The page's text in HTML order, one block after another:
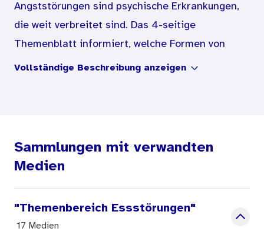
Angststörungen sind psychische Erkrankungen,
die weit verbreitet sind. Das 4-seitige
Themenblatt informiert, welche Formen von
Angststörungen es gibt und wie sie behandelt
Vollständige Beschreibung anzeigen
Sammlungen mit verwandten
Medien
"Themenbereich Essstörungen"
17 Medien